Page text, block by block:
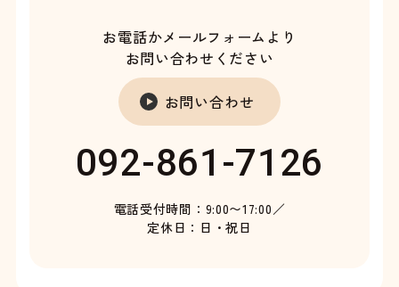
お電話かメールフォームより
お問い合わせください
お問い合わせ
092-861-7126
電話受付時間：9:00〜17:00／
定休日：日・祝日